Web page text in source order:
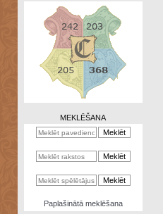
Zināšanu
kalkulators
Nomētātās
MEKLĒŠANA
Paplašinātā meklēšana